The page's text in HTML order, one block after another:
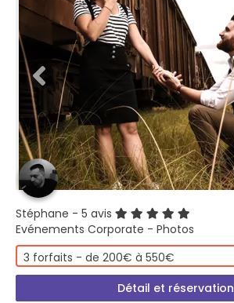
Stéphane - 5 avis
Evénements Corporate - Photos
3 forfaits - de 200€ à 550€
Détail et réservation